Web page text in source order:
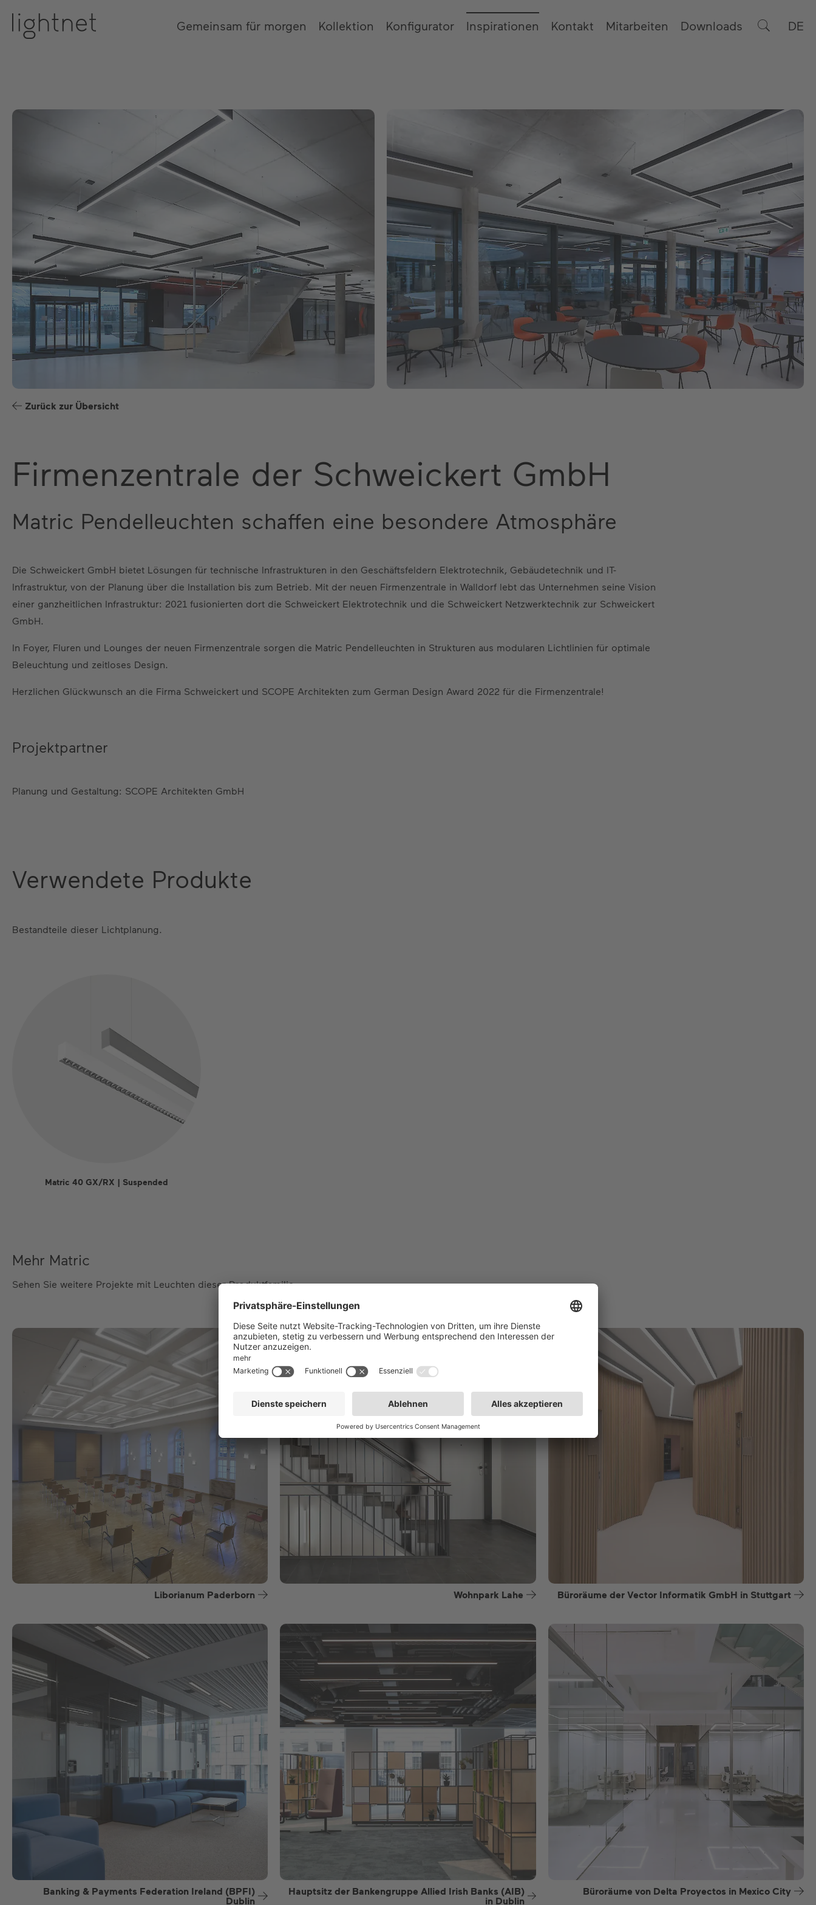
Gemeinsam für morgen Kollektion Konfigurator Inspirationen Kontakt Mitarbeiten Downloads DE
Zurück zur Übersicht
Firmenzentrale der Schweickert GmbH
Matric Pendelleuchten schaffen eine besondere Atmosphäre
Die Schweickert GmbH bietet Lösungen für technische Infrastrukturen in den Geschäftsfeldern Elektrotechnik, Gebäudetechnik und IT-
Infrastruktur, von der Planung über die Installation bis zum Betrieb. Mit der neuen Firmenzentrale in Walldorf lebt das Unternehmen seine Vision
einer ganzheitlichen Infrastruktur: 2021 fusionierten dort die Schweickert Elektrotechnik und die Schweickert Netzwerktechnik zur Schweickert
GmbH.
In Foyer, Fluren und Lounges der neuen Firmenzentrale sorgen die Matric Pendelleuchten in Strukturen aus modularen Lichtlinien für optimale
Beleuchtung und zeitloses Design.
Herzlichen Glückwunsch an die Firma Schweickert und SCOPE Architekten zum German Design Award 2022 für die Firmenzentrale!
Projektpartner
Planung und Gestaltung: SCOPE Architekten GmbH
Verwendete Produkte
Bestandteile dieser Lichtplanung.
Matric 40 GX/RX | Suspended
Mehr Matric
Sehen Sie weitere Projekte mit Leuchten dieser Produktfamilie
Liborianum Paderborn Wohnpark Lahe Büroräume der Vector Informatik GmbH in Stuttgart
Banking & Payments Federation Ireland (BPFI)
Dublin
Hauptsitz der Bankengruppe Allied Irish Banks (AIB)
in Dublin
Büroräume von Delta Proyectos in Mexico City